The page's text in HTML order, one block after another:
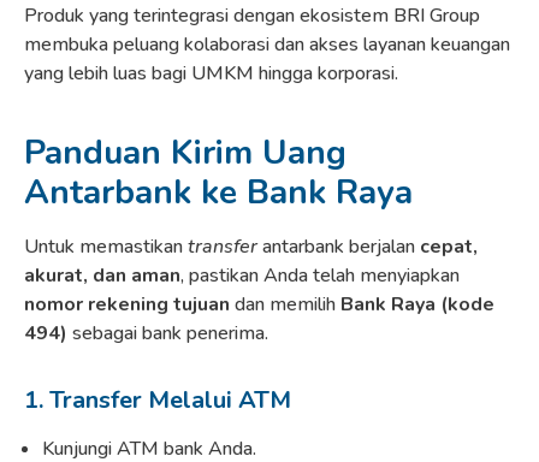
Produk yang terintegrasi dengan ekosistem BRI Group
membuka peluang kolaborasi dan akses layanan keuangan
yang lebih luas bagi UMKM hingga korporasi.
Panduan Kirim Uang
Antarbank ke Bank Raya
Untuk memastikantransferantarbank berjalan cepat,
akurat, dan aman, pastikan Anda telah menyiapkan
nomor rekening tujuan dan memilih Bank Raya (kode
494) sebagai bank penerima.
1. Transfer Melalui ATM
Kunjungi ATM bank Anda.